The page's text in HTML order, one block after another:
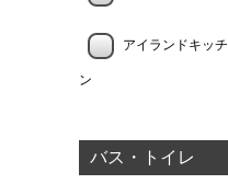
アイランドキッチ
ン
バス・トイレ